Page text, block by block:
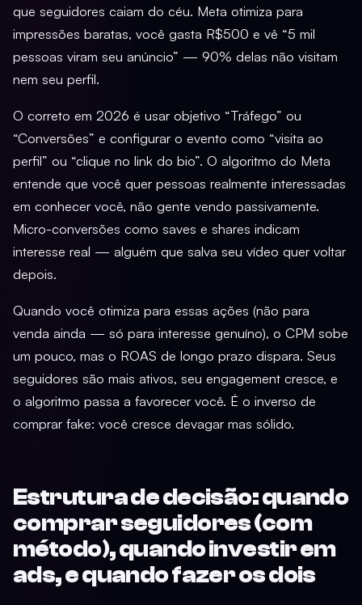
que seguidores caiam do céu. Meta otimiza para
impressões baratas, você gasta R$500 e vê “5 mil
pessoas viram seu anúncio” — 90% delas não visitam
nem seu perfil.
O correto em 2026 é usar objetivo “Tráfego” ou
“Conversões” e configurar o evento como “visita ao
perfil” ou “clique no link do bio”. O algoritmo do Meta
entende que você quer pessoas realmente interessadas
em conhecer você, não gente vendo passivamente.
Micro-conversões como saves e shares indicam
interesse real — alguém que salva seu vídeo quer voltar
depois.
Quando você otimiza para essas ações (não para
venda ainda — só para interesse genuíno), o CPM sobe
um pouco, mas o ROAS de longo prazo dispara. Seus
seguidores são mais ativos, seu engagement cresce, e
o algoritmo passa a favorecer você. É o inverso de
comprar fake: você cresce devagar mas sólido.
Estrutura de decisão: quando
comprar seguidores (com
método), quando investir em
ads, e quando fazer os dois